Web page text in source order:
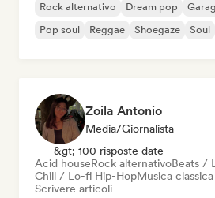
Rock alternativo Dream pop
Pop soul
Reggae Shoegaze Soul
Zoila Antonio
Media/Giornalista
&gt; 100 risposte date
Acid houseRock alternativoBeats /
Chill / Lo-fi Hip-HopMusica classica
Scrivere articoli